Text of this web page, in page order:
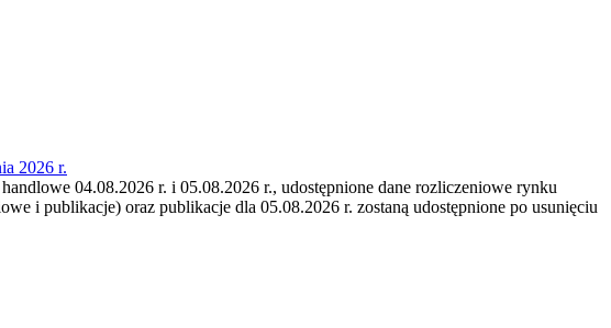
2026 r.
04.08.2026 r. i 05.08.2026 r., udostępnione dane rozliczeniowe rynku
i publikacje) oraz publikacje dla 05.08.2026 r. zostaną udostępnione po usunięciu